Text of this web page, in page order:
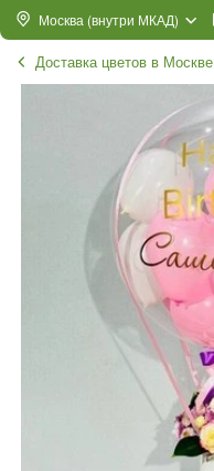
Москва (внутри МКАД)
Доставка цветов в